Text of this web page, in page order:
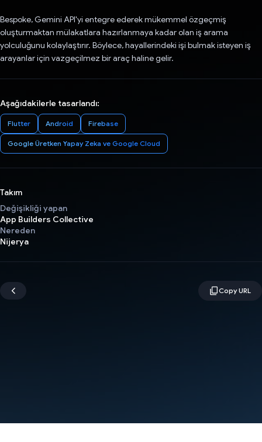
Bespoke, Gemini API'yi entegre ederek mükemmel özgeçmiş
oluşturmaktan mülakatlara hazırlanmaya kadar olan iş arama
yolculuğunu kolaylaştırır. Böylece, hayallerindeki işi bulmak isteyen iş
arayanlar için vazgeçilmez bir araç haline gelir.
Aşağıdakilerle tasarlandı:
Flutter Android Firebase
Google Üretken Yapay Zeka ve Google Cloud
Takım
Değişikliği yapan
App Builders Collective
Nereden
Nijerya